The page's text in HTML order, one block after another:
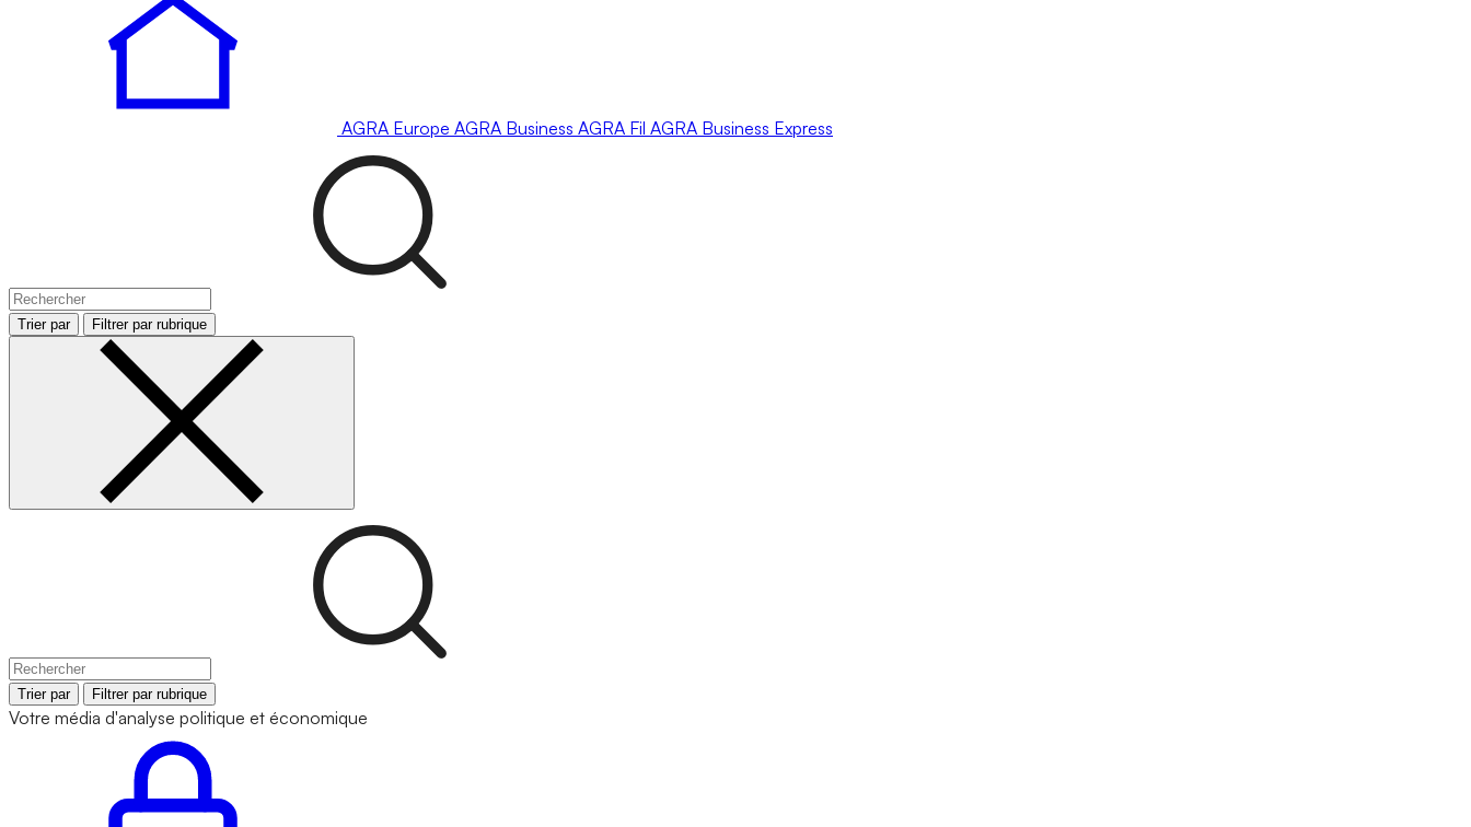
AGRA Europe AGRA Business AGRA Fil AGRA Business Express
Trier par Filtrer par rubrique
Trier par Filtrer par rubrique
Votre média d'analyse politique et économique